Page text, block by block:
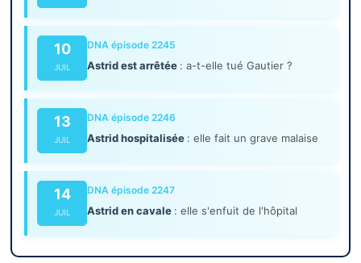
10
JUIL
DNA épisode 2245
Astrid est arrêtée : a-t-elle tué Gautier ?
13
JUIL
DNA épisode 2246
Astrid hospitalisée : elle fait un grave malaise
14
JUIL
DNA épisode 2247
Astrid en cavale : elle s'enfuit de l'hôpital